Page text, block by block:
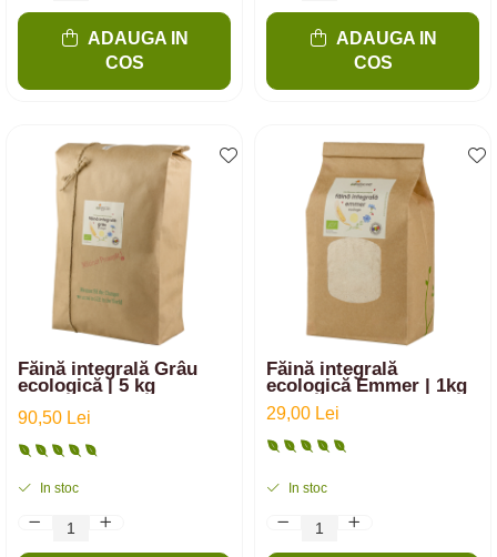
ADAUGA IN
COS
ADAUGA IN
COS
Făină integrală Grâu
ecologică | 5 kg
90,50 Lei
In stoc
Făină integrală
ecologică Emmer | 1kg
29,00 Lei
In stoc